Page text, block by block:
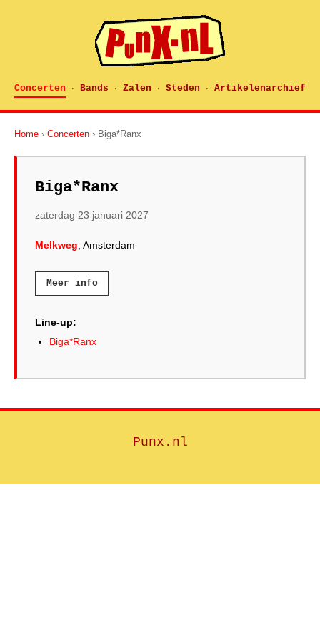
Concerten · Bands · Zalen · Steden · Artikelenarchief
Home › Concerten › Biga*Ranx
Biga*Ranx
zaterdag 23 januari 2027
Melkweg , Amsterdam
Meer info
Line-up:
Biga*Ranx
Punx.nl